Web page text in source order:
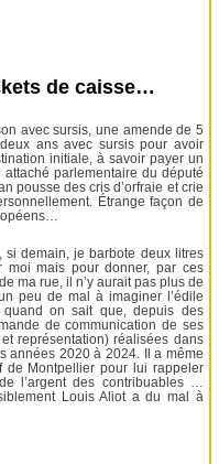
de caisse…
avec sursis, une amende de 5
ans avec sursis pour avoir
initiale, à savoir payer un
parlementaire du député
pousse des cris d’orfraie et crie
Étrange façon de
si demain, je barbote deux litres
moi mais pour donner, par ces
ma rue, il n’y aurait pas plus de
peu de mal à imaginer l’édile
on sait que, depuis des
de communication de ses
représentation) réalisées dans
années 2020 à 2024. Il a même
de Montpellier pour lui rappeler
l’argent des contribuables …
Louis Aliot a du mal à